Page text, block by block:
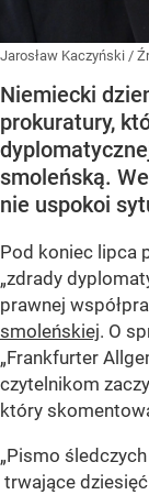
Jarosław Kaczyński /
Niemiecki
prokuratury,
smoleńską.
nie uspokoi
Pod koniec lipca
„zdrady
prawnej
smoleńskiej. O
„Frankfurter
czytelnikom
który
„Pismo
trwające